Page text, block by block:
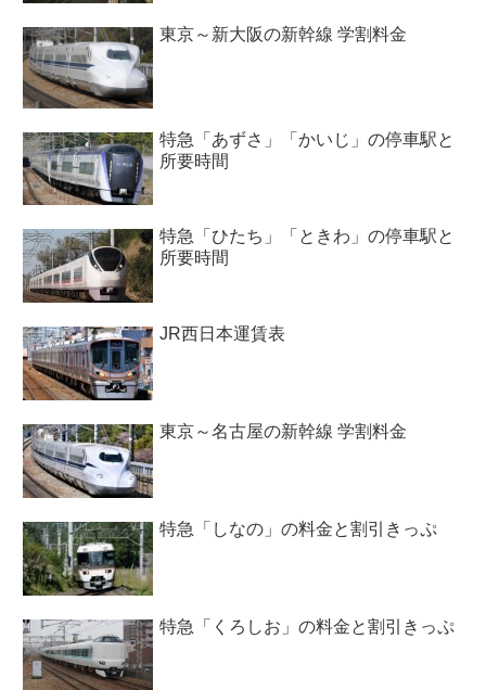
東京～新大阪の新幹線 学割料金
特急「あずさ」「かいじ」の停車駅と
所要時間
特急「ひたち」「ときわ」の停車駅と
所要時間
JR西日本運賃表
東京～名古屋の新幹線 学割料金
特急「しなの」の料金と割引きっぷ
特急「くろしお」の料金と割引きっぷ